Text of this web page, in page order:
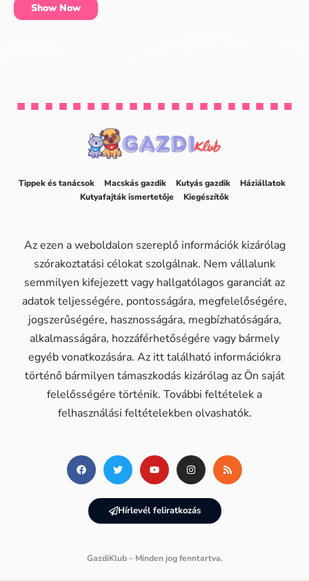
Show Now
Tippek és tanácsok Macskás gazdik Kutyás gazdik
Háziállatok
Kutyafajták ismertetője
Kiegészítők
Az ezen a weboldalon szereplő információk kizárólag
szórakoztatási célokat szolgálnak. Nem vállalunk
semmilyen kifejezett vagy hallgatólagos garanciát az
adatok teljességére, pontosságára, megfelelőségére,
jogszerűségére, hasznosságára, megbízhatóságára,
alkalmasságára, hozzáférhetőségére vagy bármely
egyéb vonatkozására. Az itt található információkra
történő bármilyen támaszkodás kizárólag az Ön saját
felelősségére történik. További feltételek a
felhasználási feltételekben olvashatók.
Hírlevél feliratkozás
GazdiKlub – Minden jog fenntartva.